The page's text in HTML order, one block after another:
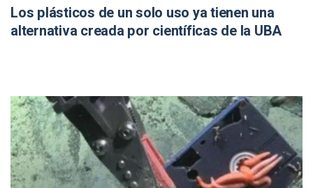
Los plásticos de un solo uso ya tienen una
alternativa creada por científicas de la UBA